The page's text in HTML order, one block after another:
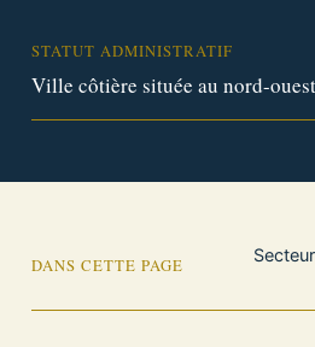
STATUT ADMINISTRATIF
Ville côtière située au nord-
DANS CETTE PAGE